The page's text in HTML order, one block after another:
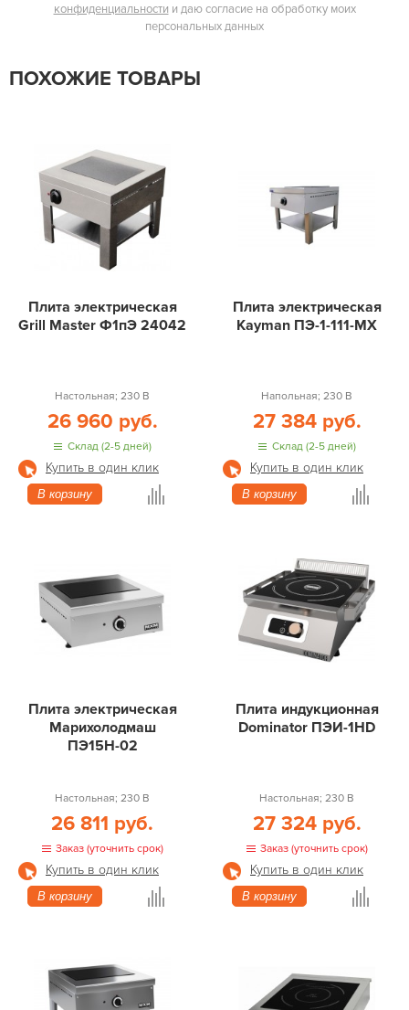
конфиденциальности и даю согласие на обработку моих
персональных данных
ПОХОЖИЕ ТОВАРЫ
Плита электрическая
Grill Master Ф1пЭ 24042
Настольная; 230 В
26 960 руб.
Склад (2-5 дней)
Купить в один клик
В корзину
Плита электрическая
Kayman ПЭ-1-111-МХ
Напольная; 230 В
27 384 руб.
Склад (2-5 дней)
Купить в один клик
В корзину
Плита электрическая
Марихолодмаш
ПЭ15Н-02
Настольная; 230 В
26 811 руб.
Заказ (уточнить срок)
Купить в один клик
В корзину
Плита индукционная
Dominator ПЭИ-1HD
Настольная; 230 В
27 324 руб.
Заказ (уточнить срок)
Купить в один клик
В корзину